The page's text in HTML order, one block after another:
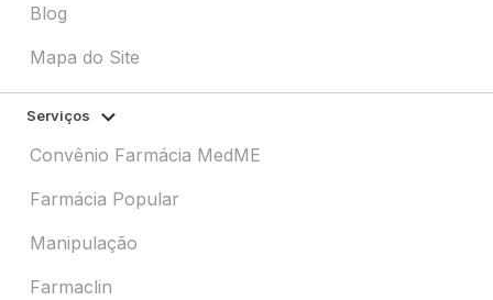
Blog
Mapa do Site
Serviços
Convênio Farmácia MedME
Farmácia Popular
Manipulação
Farmaclin